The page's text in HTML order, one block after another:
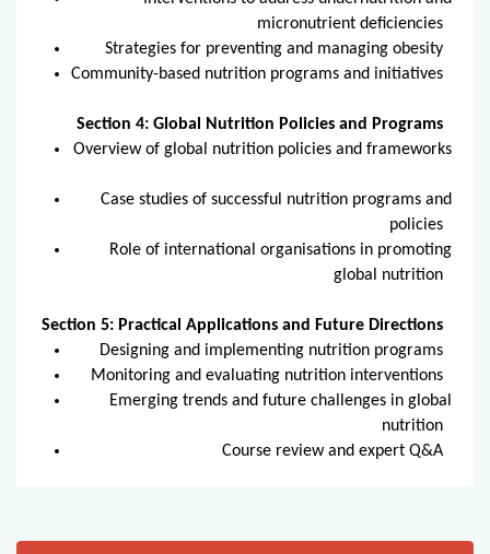
micronutrient deficiencies
Strategies for preventing and managing obesity
Community-based nutrition programs and initiatives
Section 4: Global Nutrition Policies and Programs
Overview of global nutrition policies and frameworks
Case studies of successful nutrition programs and
policies
Role of international organisations in promoting
global nutrition
Section 5: Practical Applications and Future Directions
Designing and implementing nutrition programs
Monitoring and evaluating nutrition interventions
Emerging trends and future challenges in global
nutrition
Course review and expert Q&A